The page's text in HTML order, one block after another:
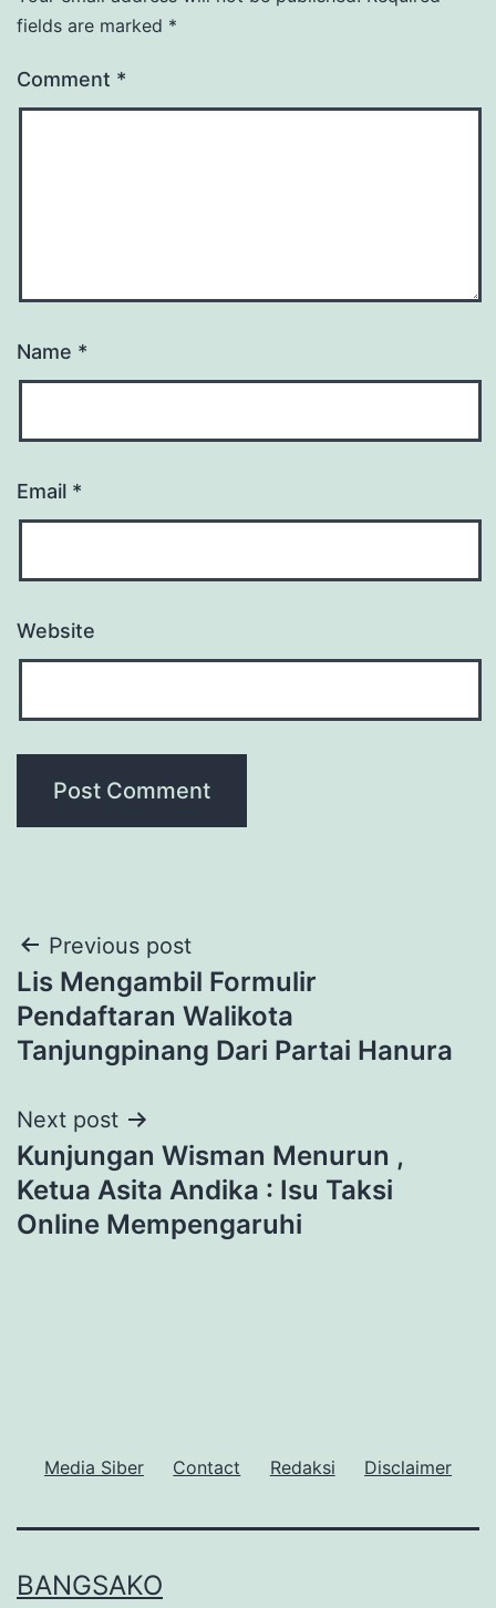
fields are marked *
Comment *
Name *
Email *
Website
Post
navigation
Previous post
Lis Mengambil Formulir
Pendaftaran Walikota
Tanjungpinang Dari Partai Hanura
Next post
Kunjungan Wisman Menurun ,
Ketua Asita Andika : Isu Taksi
Online Mempengaruhi
Media Siber Contact Redaksi Disclaimer
BANGSAKO